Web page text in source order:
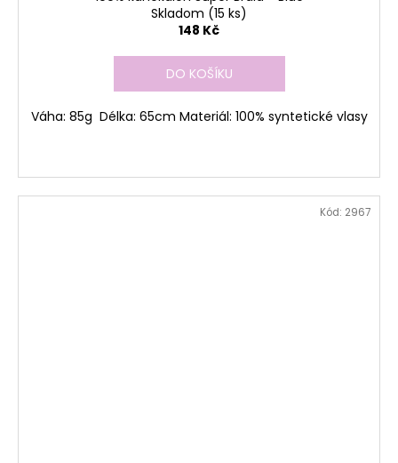
Skladom (15 ks)
148 Kč
DO KOŠÍKU
Váha: 85g Délka: 65cm Materiál: 100% syntetické vlasy
Kód: 2967